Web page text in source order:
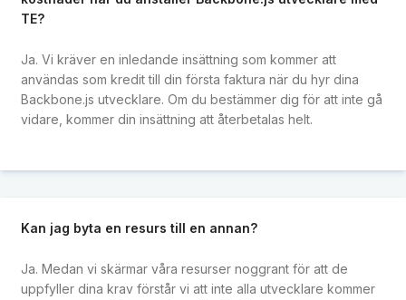
TE?
Ja. Vi kräver en inledande insättning som kommer att
användas som kredit till din första faktura när du hyr dina
Backbone.js utvecklare. Om du bestämmer dig för att inte gå
vidare, kommer din insättning att återbetalas helt.
Kan jag byta en resurs till en annan?
Ja. Medan vi skärmar våra resurser noggrant för att de
uppfyller dina krav förstår vi att inte alla utvecklare kommer